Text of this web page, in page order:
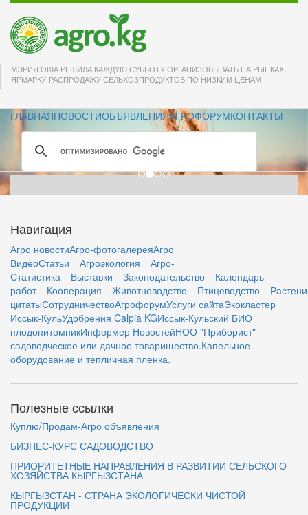
МЭРИЯ ОША РЕШИЛА КАЖДУЮ СУББОТУ ОРГАНИЗОВЫВАТЬ НА РЫНКАХ
ЯРМАРКУ-РАСПРОДАЖУ СЕЛЬХОЗПРОДУКТОВ ПО НИЗКИМ ЦЕНАМ
ГЛАВНАЯНОВОСТИОБЪЯВЛЕНИЯАГРОФОРУМКОНТАКТЫ
Друзья! Пусть успех
сопутствует всем
Вашим начинаниям
всегда и во всём!
Навигация
Агро новостиАгро-фотогалереяАгро
ВидеоСтатьи Агроэкология
Агро-
Статистика
Выставки Законодательство
Календарь
работ
Кооперация Животноводство Птицеводство
цитатыСотрудничествоАгрофорумУслуги сайтаЭкокластер
Иссык-КульУдобрения Calpia KGИссык-Кульский БИО
плодопитомникИнформер НовостейНОО "Приборист" -
садоводческое или дачное товарищество.Капельное
оборудование и тепличная пленка.
Полезные ссылки
Куплю/Продам-Агро объявления
БИЗНЕС-КУРС САДОВОДСТВО
ПРИОРИТЕТНЫЕ НАПРАВЛЕНИЯ В РАЗВИТИИ СЕЛЬСКОГО
ХОЗЯЙСТВА КЫРГЫЗСТАНА
КЫРГЫЗСТАН - СТРАНА ЭКОЛОГИЧЕСКИ ЧИСТОЙ
ПРОДУКЦИИ